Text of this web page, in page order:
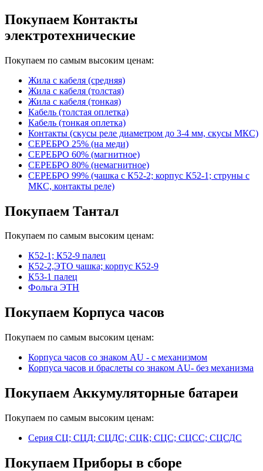
Покупаем Контакты
электротехнические
Покупаем по самым высоким ценам:
Жила с кабеля (средняя)
Жила с кабеля (толстая)
Жила с кабеля (тонкая)
Кабель (толстая оплетка)
Кабель (тонкая оплетка)
Контакты (скусы реле диаметром до 3-4 мм, скусы МКС)
СЕРЕБРО 25% (на меди)
СЕРЕБРО 60% (магнитное)
СЕРЕБРО 80% (немагнитное)
СЕРЕБРО 99% (чашка с К52-2; корпус К52-1; струны с
МКС, контакты реле)
Покупаем Тантал
Покупаем по самым высоким ценам:
К52-1; К52-9 палец
К52-2,ЭТО чашка; корпус К52-9
К53-1 палец
Фольга ЭТН
Покупаем Корпуса часов
Покупаем по самым высоким ценам:
Корпуса часов cо знаком AU - с механизмом
Корпуса часов и браслеты со знаком AU- без механизма
Покупаем Аккумуляторные батареи
Покупаем по самым высоким ценам:
Серия СЦ; СЦД; СЦДС; СЦК; СЦС; СЦСС; СЦСДС
Покупаем Приборы в сборе